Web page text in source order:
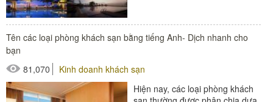
#thiết bị buồng phòng
Tên các loại phòng khách sạn bằng tiếng Anh- Dịch nhanh cho
bạn
81,070
Kinh doanh khách sạn
Hiện nay, các loại phòng khách